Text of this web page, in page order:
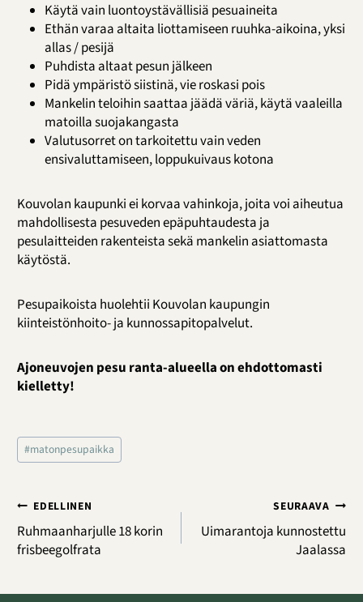
Käytä vain luontoystävällisiä pesuaineita
Ethän varaa altaita liottamiseen ruuhka-aikoina, yksi
allas / pesijä
Puhdista altaat pesun jälkeen
Pidä ympäristö siistinä, vie roskasi pois
Mankelin teloihin saattaa jäädä väriä, käytä vaaleilla
matoilla suojakangasta
Valutusorret on tarkoitettu vain veden
ensivaluttamiseen, loppukuivaus kotona
Kouvolan kaupunki ei korvaa vahinkoja, joita voi aiheutua
mahdollisesta pesuveden epäpuhtaudesta ja
pesulaitteiden rakenteista sekä mankelin asiattomasta
käytöstä.
Pesupaikoista huolehtii Kouvolan kaupungin
kiinteistönhoito- ja kunnossapitopalvelut.
Ajoneuvojen pesu ranta-alueella on ehdottomasti
kielletty!
Avainsanat:
#matonpesupaikka
Artikkelien
selaus
EDELLINEN
Ruhmaanharjulle 18 korin
frisbeegolfrata
SEURAAVA
Uimarantoja kunnostettu
Jaalassa